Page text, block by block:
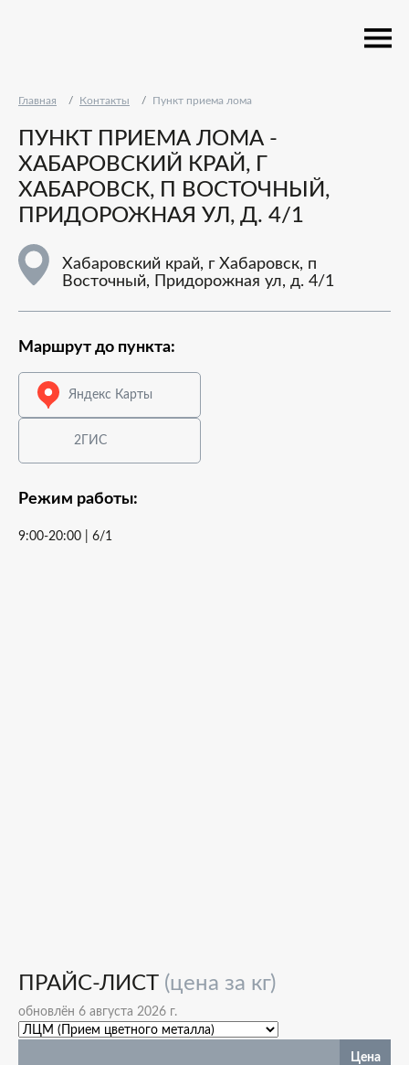
Главная Контакты Пункт приема лома
ПУНКТ ПРИЕМА ЛОМА -
ХАБАРОВСКИЙ КРАЙ, Г
ХАБАРОВСК, П ВОСТОЧНЫЙ,
ПРИДОРОЖНАЯ УЛ, Д. 4/1
Хабаровский край, г Хабаровск, п
Восточный, Придорожная ул, д. 4/1
Маршрут до пункта:
Яндекс Карты
2ГИС
Режим работы:
9:00-20:00 | 6/1
ПРАЙС-ЛИСТ (цена за кг)
обновлён 6 августа 2026 г.
Цена